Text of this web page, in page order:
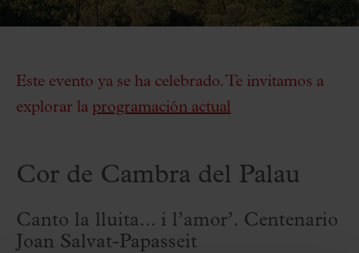
Este evento ya se ha celebrado. Te invitamos a
explorar la programación actual
Cor de Cambra del Palau
Canto la lluita... i l’amor’. Centenario
Joan Salvat-Papasseit